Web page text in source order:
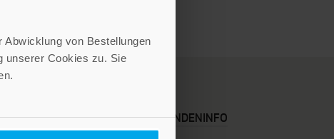
von Bestellungen
unserer Cookies zu. Sie
KARRIERE KUNDENINFO